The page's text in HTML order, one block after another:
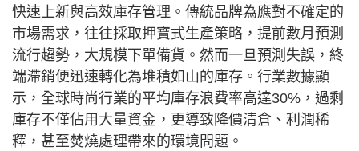
快速上新與高效庫存管理。傳統品牌為應對不確定的
市場需求，往往採取押寶式生產策略，提前數月預測
流行趨勢，大規模下單備貨。然而一旦預測失誤，終
端滯銷便迅速轉化為堆積如山的庫存。行業數據顯
示，全球時尚行業的平均庫存浪費率高達30%，過剩
庫存不僅佔用大量資金，更導致降價清倉、利潤稀
釋，甚至焚燒處理帶來的環境問題。